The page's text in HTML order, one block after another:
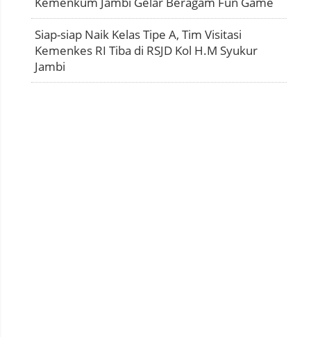
Siap-siap Naik Kelas Tipe A, Tim Visitasi
Kemenkes RI Tiba di RSJD Kol H.M Syukur
Jambi